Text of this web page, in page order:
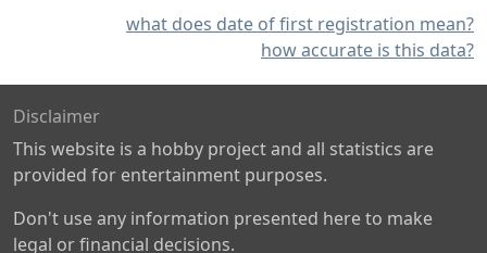
what does date of first registration mean?
how accurate is this data?
Disclaimer
This website is a hobby project and all statistics are
provided for entertainment purposes.
Don't use any information presented here to make
legal or financial decisions.